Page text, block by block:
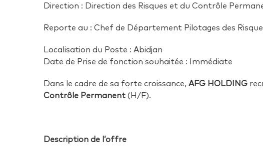
Direction : Direction des Risques et du Contrôle
Reporte au : Chef de Département Pilotages des
Localisation du Poste : Abidjan
Date de Prise de fonction souhaitée : Immédiate
Dans le cadre de sa forte croissance, AFG HOLDING
Contrôle Permanent (H/F).
Description de l’offre